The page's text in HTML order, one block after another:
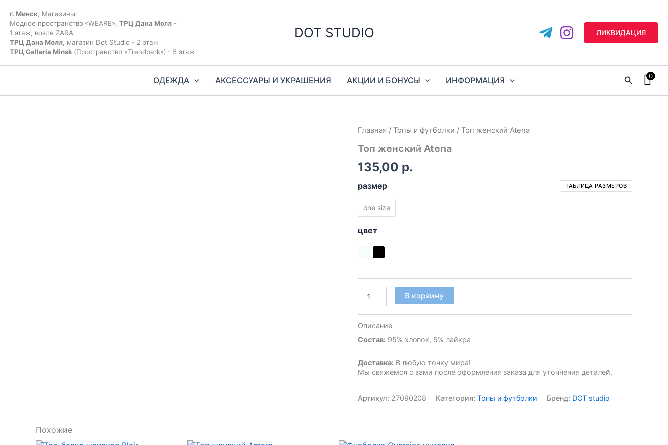
содержимому
г. Минск, Магазины:
Модное пространство «WEARE», ТРЦ Дана Молл -
1 этаж, возле ZARA
ТРЦ Дана Молл, магазин Dot Studio - 2 этаж
ТРЦ Galleria Minsk (Пространство «Trendpark») - 5 этаж
DOT STUDIO ЛИКВИДАЦИЯ
ОДЕЖДА АКСЕССУАРЫ И УКРАШЕНИЯ АКЦИИ И БОНУСЫ ИНФОРМАЦИЯ Поиск0
Главная / Топы и футболки / Топ женский Atena
Топ женский Atena
135,00 р.
размер ТАБЛИЦА РАЗМЕРОВ
one size
цвет
товара
Atena
В корзину
Описание
Состав: 95% хлопок, 5% лайкра
Доставка: В любую точку мира!
Мы свяжемся с вами после оформления заказа для уточнения деталей.
Артикул: 27090208 Категория: Топы и футболки Бренд: DOT studio
Похожие